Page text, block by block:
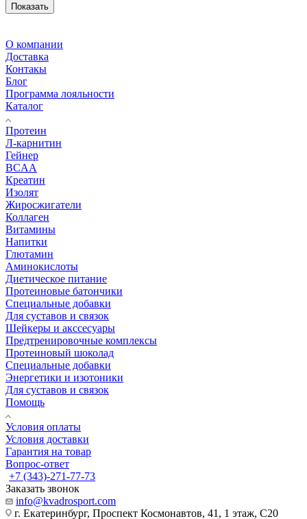
Показать
О компании
Доставка
Контакы
Блог
Программа лояльности
Каталог
Протеин
Л-карнитин
Гейнер
BCAA
Креатин
Изолят
Жиросжигатели
Коллаген
Витамины
Напитки
Глютамин
Аминокислоты
Диетическое питание
Протеиновые батончики
Специальные добавки
Для суставов и связок
Шейкеры и акссесуары
Предтренировочные комплексы
Протеиновый шоколад
Специальные добавки
Энергетики и изотоники
Для суставов и связок
Помощь
Условия оплаты
Условия доставки
Гарантия на товар
Вопрос-ответ
+7 (343)-271-77-73
Заказать звонок
info@kvadrosport.com
г. Екатеринбург, Проспект Космонавтов, 41, 1 этаж, С20